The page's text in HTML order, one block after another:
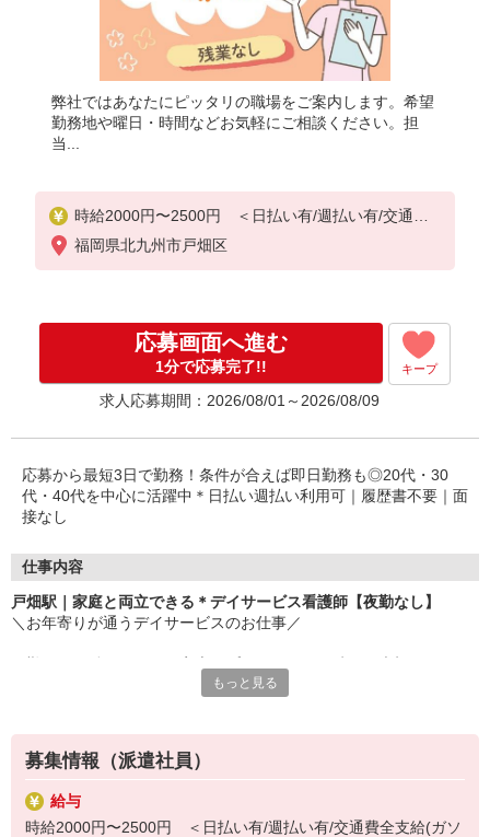
弊社ではあなたにピッタリの職場をご案内します。希望
勤務地や曜日・時間などお気軽にご相談ください。担
当...
時給2000円〜2500円 ＜日払い有/週払い有/交通費
全支給(ガソリン代含む)＞
福岡県北九州市戸畑区
応募画面へ進む
1分で応募完了!! キープ
求人応募期間：2026/08/01～2026/08/09
応募から最短3日で勤務！条件が合えば即日勤務も◎20代・30
代・40代を中心に活躍中＊日払い週払い利用可｜履歴書不要｜面
接なし
仕事内容
戸畑駅｜家庭と両立できる＊デイサービス看護師【夜勤なし】
＼お年寄りが通うデイサービスのお仕事／
ら自分のペースで働ける環境です◎
・バイタルチェック
・健康相談
・服薬管理
・看護記録の作成 など
もっと見る
募集情報（派遣社員）
給与
時給2000円〜2500円 ＜日払い有/週払い有/交通費全支給(ガソ